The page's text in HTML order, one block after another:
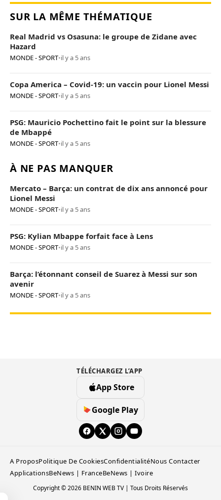
SUR LA MÊME THÉMATIQUE
Real Madrid vs Osasuna: le groupe de Zidane avec
Hazard
MONDE - SPORT•il y a 5 ans
Copa America – Covid-19: un vaccin pour Lionel Messi
MONDE - SPORT•il y a 5 ans
PSG: Mauricio Pochettino fait le point sur la blessure
de Mbappé
MONDE - SPORT•il y a 5 ans
À NE PAS MANQUER
Mercato – Barça: un contrat de dix ans annoncé pour
Lionel Messi
MONDE - SPORT•il y a 5 ans
PSG: Kylian Mbappe forfait face à Lens
MONDE - SPORT•il y a 5 ans
Barça: l’étonnant conseil de Suarez à Messi sur son
avenir
MONDE - SPORT•il y a 5 ans
TÉLÉCHARGEZ L’APP
App Store
Google Play
A ProposPolitique De CookiesConfidentialitéNous Contacter
ApplicationsBeNews | FranceBeNews | Ivoire
Copyright © 2026 BENIN WEB TV | Tous Droits Réservés